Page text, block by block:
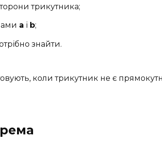
трикутника;
a і b;
знайти.
коли трикутник не є